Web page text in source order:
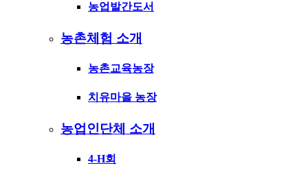
농업발간도서
농촌체험 소개
농촌교육농장
치유마을 농장
농업인단체 소개
4-H회